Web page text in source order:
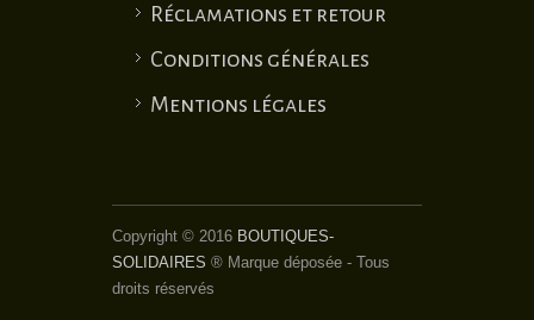
Réclamations et retour
Conditions générales
Mentions légales
Copyright © 2016 BOUTIQUES-
SOLIDAIRES ® Marque déposée - Tous
droits réservés